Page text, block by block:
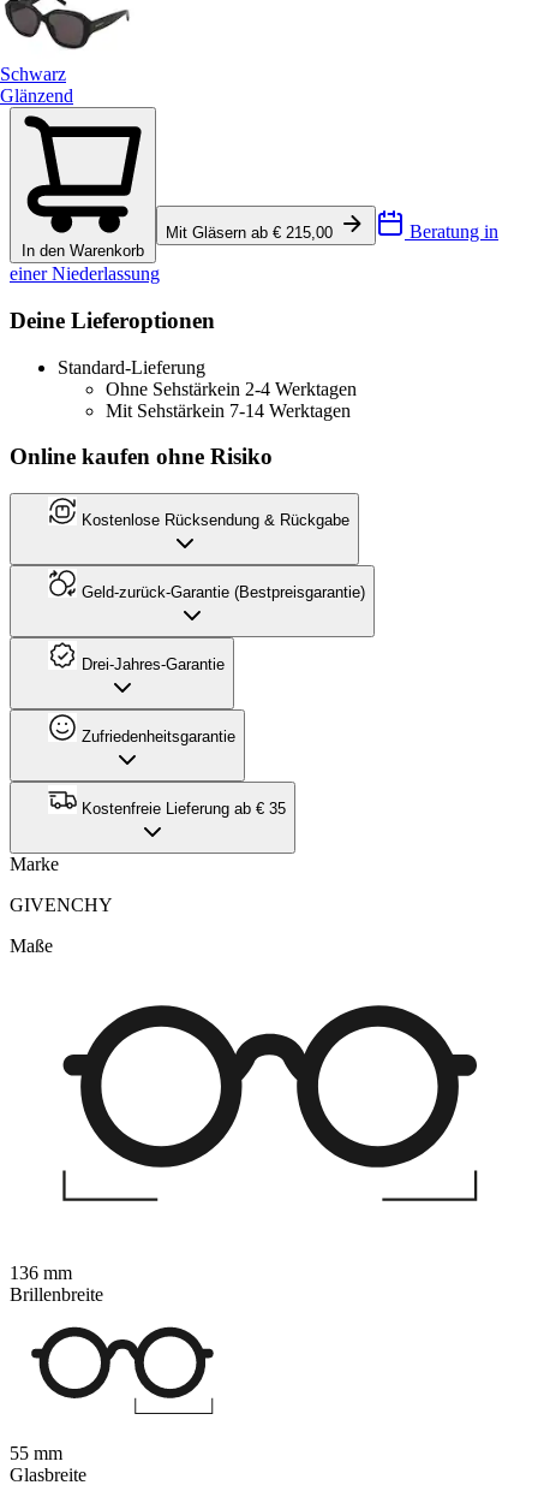
Schwarz
Glänzend
In den Warenkorb
Mit Gläsern ab € 215,00 Beratung in
einer Niederlassung
Deine Lieferoptionen
Standard-Lieferung
Ohne Sehstärkein 2-4 Werktagen
Mit Sehstärkein 7-14 Werktagen
Online kaufen ohne Risiko
Kostenlose Rücksendung & Rückgabe
Geld-zurück-Garantie (Bestpreisgarantie)
Drei-Jahres-Garantie
Zufriedenheitsgarantie
Kostenfreie Lieferung ab € 35
Marke
GIVENCHY
Maße
136 mm
Brillenbreite
55 mm
Glasbreite